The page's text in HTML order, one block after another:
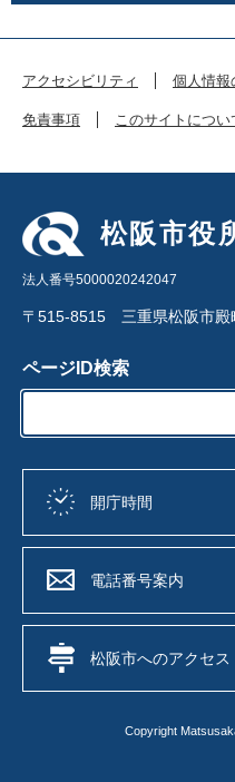
アクセシビリティ 個人情報
免責事項 このサイトについ
松阪市役
法人番号5000020242047
〒515-8515 三重県松阪市殿
ページID検索
開庁時間
電話番号案内
松阪市へのアクセス
Copyright